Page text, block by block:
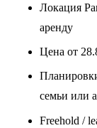
Локация
аренду
Цена от
семьи или
Freehold /